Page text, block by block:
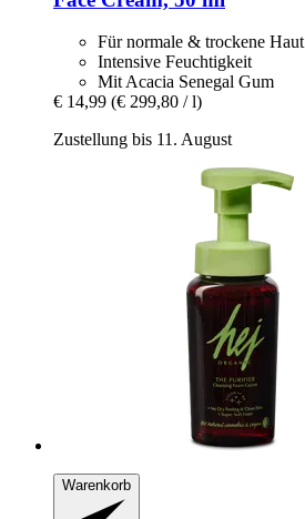
Für normale & trockene Haut
Intensive Feuchtigkeit
Mit Acacia Senegal Gum
€ 14,99 (€ 299,80 / l)
Zustellung bis 11. August
Warenkorb